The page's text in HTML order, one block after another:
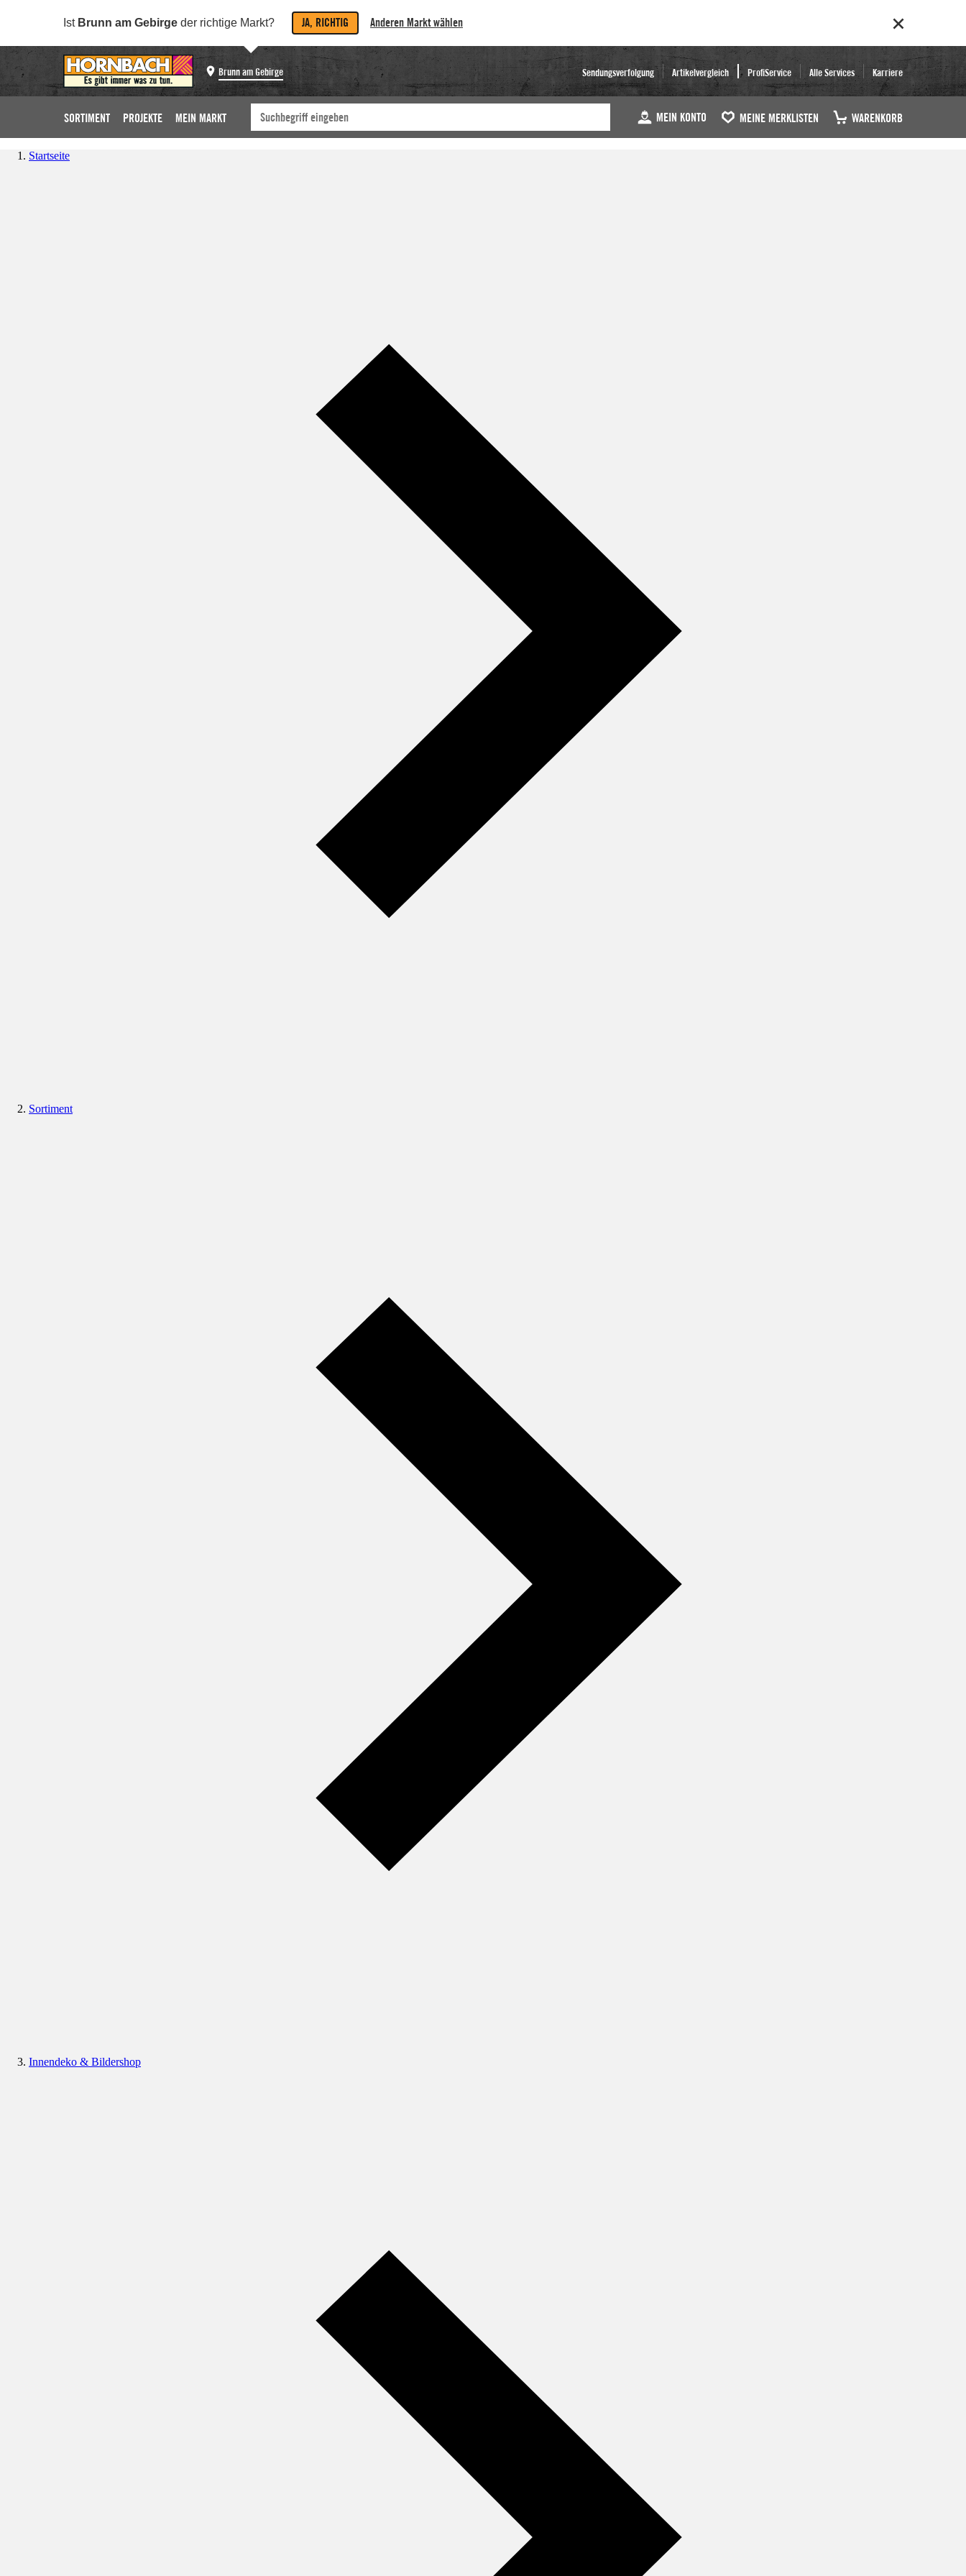
Ist Brunn am Gebirge der richtige Markt? JA, RICHTIG Anderen Markt wählen
Brunn am Gebirge Sendungsverfolgung Artikelvergleich ProfiService Alle Services Karriere
SORTIMENT PROJEKTE MEIN MARKT MEIN KONTO MEINE MERKLISTEN WARENKORB
Startseite
Sortiment
Innendeko & Bildershop